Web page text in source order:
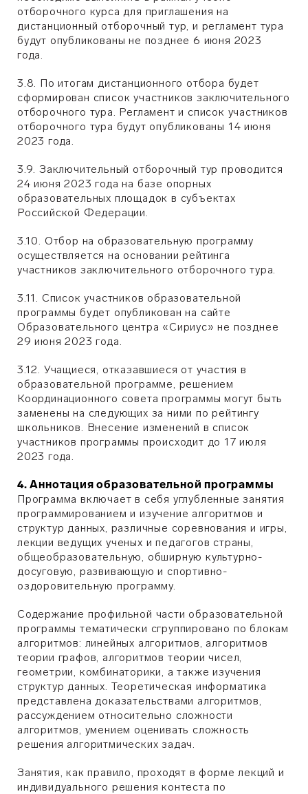
отборочного курса для приглашения на
дистанционный отборочный тур, и регламент тура
будут опубликованы не позднее 6 июня 2023
года.
3.8. По итогам дистанционного отбора будет
сформирован список участников заключительного
отборочного тура. Регламент и список участников
отборочного тура будут опубликованы 14 июня
2023 года.
3.9. Заключительный отборочный тур проводится
24 июня 2023 года на базе опорных
образовательных площадок в субъектах
Российской Федерации.
3.10. Отбор на образовательную программу
осуществляется на основании рейтинга
участников заключительного отборочного тура.
3.11. Список участников образовательной
программы будет опубликован на сайте
Образовательного центра «Сириус» не позднее
29 июня 2023 года.
3.12. Учащиеся, отказавшиеся от участия в
образовательной программе, решением
Координационного совета программы могут быть
заменены на следующих за ними по рейтингу
школьников. Внесение изменений в список
участников программы происходит до 17 июля
2023 года.
4. Аннотация образовательной программы
Программа включает в себя углубленные занятия
программированием и изучение алгоритмов и
структур данных, различные соревнования и игры,
лекции ведущих ученых и педагогов страны,
общеобразовательную, обширную культурно-
досуговую, развивающую и спортивно-
оздоровительную программу.
Содержание профильной части образовательной
программы тематически сгруппировано по блокам
алгоритмов: линейных алгоритмов, алгоритмов
теории графов, алгоритмов теории чисел,
геометрии, комбинаторики, а также изучения
структур данных. Теоретическая информатика
представлена доказательствами алгоритмов,
рассуждением относительно сложности
алгоритмов, умением оценивать сложность
решения алгоритмических задач.
Занятия, как правило, проходят в форме лекций и
индивидуального решения контеста по